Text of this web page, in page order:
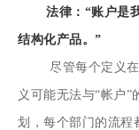
法律：“账户是
结构化产品。”
尽管每个定义在
义可能无法与“帐户
划，每个部门的流程